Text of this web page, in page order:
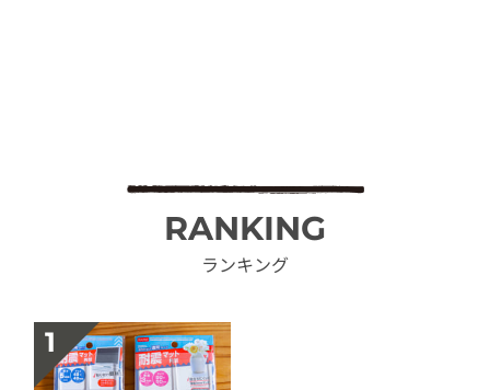
RANKING
ランキング